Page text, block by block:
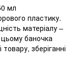
мл
пластику.
матеріалу –
баночка
зберіганні